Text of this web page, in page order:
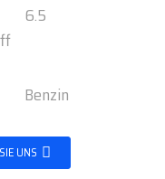
6.5
Benzin
UNS